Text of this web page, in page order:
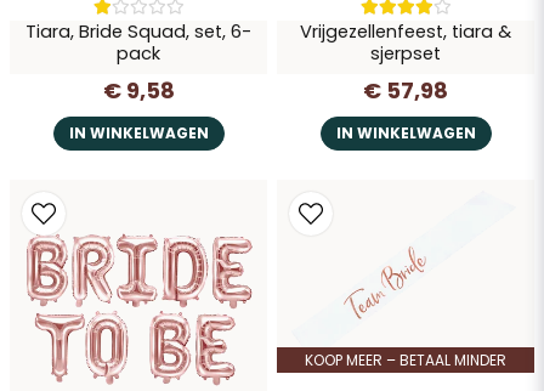
Tiara, Bride Squad, set, 6-
pack
€ 9,58
IN WINKELWAGEN
Vrijgezellenfeest, tiara &
sjerpset
€ 57,98
IN WINKELWAGEN
KOOP MEER – BETAAL MINDER